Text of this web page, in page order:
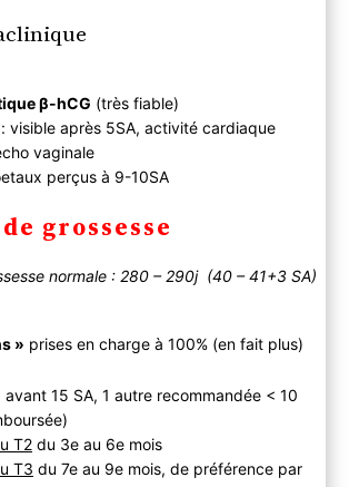
β-hCG (très fiable)
visible après 5SA, activité cardiaque
vaginale
perçus à 9-10SA
grossesse
normale : 280 – 290j (40 – 41+3 SA)
» prises en charge à 100% (en fait plus)
15 SA, 1 autre recommandée < 10
T2du 3e au 6e mois
T3 du 7e au 9e mois, de préférence par